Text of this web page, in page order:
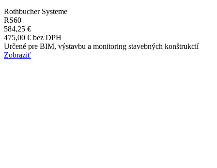
Rothbucher Systeme
RS60
584,25 €
475,00 € bez DPH
Určené pre BIM, výstavbu a monitoring stavebných konštrukcií
Zobraziť